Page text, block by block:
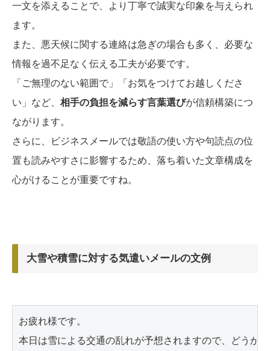
一文を添えることで、より丁寧で誠実な印象を与えられ
ます。
また、悪天候に関する連絡は急ぎの場合も多く、必要な
情報を過不足なく伝える工夫が必要です。
「ご無理のない範囲で」「お気をつけてお越しくださ
い」など、 相手の負担を減らす言葉選びが信頼構築につ
ながります。
さらに、ビジネスメールでは敬語の使い方や句読点の位
置も読みやすさに影響するため、落ち着いた文章構成を
心がけることが重要ですね。
大雪や積雪に対する気遣いメールの文例
お疲れ様です。
本日は雪による交通の乱れが予想されますので、どうか